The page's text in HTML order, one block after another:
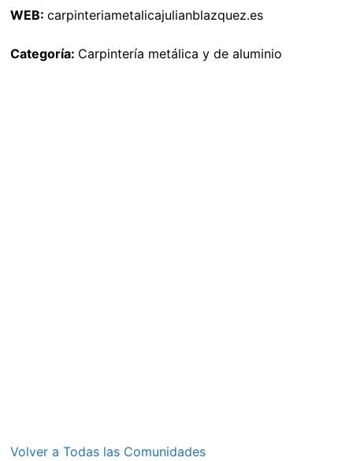
WEB: carpinteriametalicajulianblazquez.es
Categoría: Carpintería metálica y de aluminio
Volver a Todas las Comunidades